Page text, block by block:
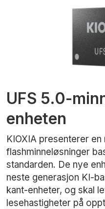
UFS 5.0-
enheten
KIOXIA presenterer
flashminneløsninger
standarden. De nye
neste generasjon KI-
kant-enheter, og skal
lesehastigheter på